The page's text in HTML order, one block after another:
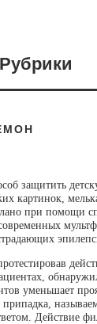
Рубрики
защитить
картинок,
при помощи
уменьшает
Действие